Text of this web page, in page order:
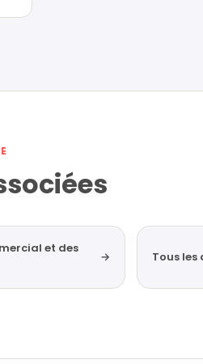
et des
→ Tous les